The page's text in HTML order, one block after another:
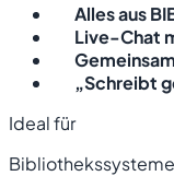
Alles aus
Live-Chat
„Schreibt
Ideal für